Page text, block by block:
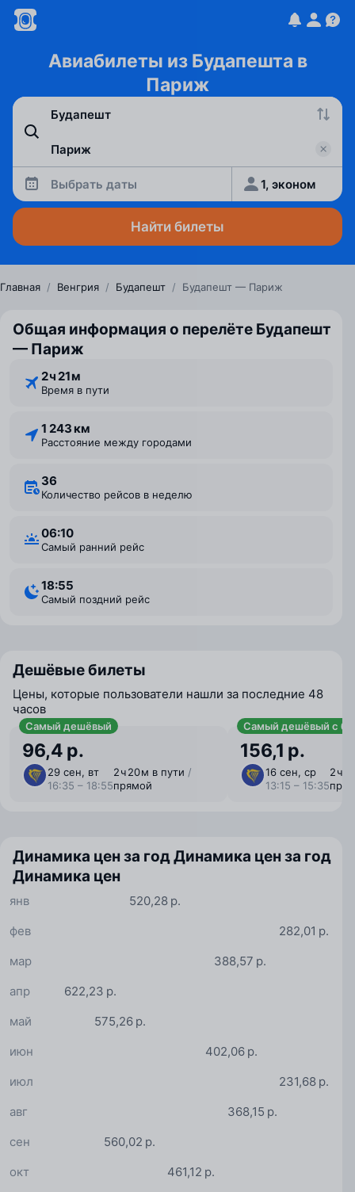
Авиабилеты из Будапешта в
Париж
Выбрать даты 1, эконом
Найти билеты
Главная / Венгрия / Будапешт / Будапешт — Париж
Общая информация о перелёте Будапешт
— Париж
2 ⁠ч 21 ⁠м
Время в пути
1 243 км
Расстояние между городами
36
Количество рейсов в неделю
06:10
Самый ранний рейс
18:55
Самый поздний рейс
Дешёвые билеты
Цены, которые пользователи нашли за последние 48
часов
Самый дешёвый
96,4 р.
29 сен, вт
16:35 – 18:55
2 ⁠ч 20 ⁠м в пути /
прямой
Самый дешёвый с
156,1 р.
16 сен, ср
13:15 – 15:35
2 ⁠ч
Динамика цен за годДинамика цен за год
Динамика цен
520,28 р.
янв
282,01 р.
фев
388,57 р.
мар
622,23 р.
апр
575,26 р.
май
402,06 р.
июн
231,68 р.
июл
368,15 р.
авг
560,02 р.
сен
461,12 р.
окт